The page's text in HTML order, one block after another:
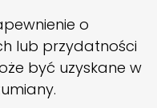
o
lub przydatności
być uzyskane w